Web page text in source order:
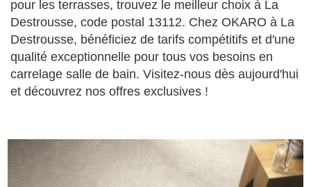
pour les terrasses, trouvez le meilleur choix à La
Destrousse, code postal 13112. Chez OKARO à La
Destrousse, bénéficiez de tarifs compétitifs et d'une
qualité exceptionnelle pour tous vos besoins en
carrelage salle de bain. Visitez-nous dès aujourd'hui
et découvrez nos offres exclusives !